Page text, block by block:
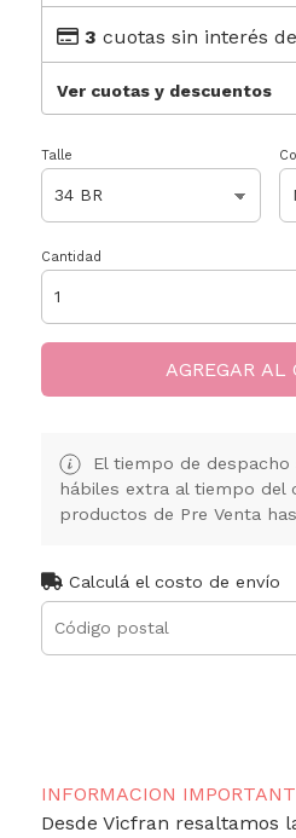
3 cuotas sin interés de
Ver cuotas y descuentos
Talle
Cantidad
AGREGAR AL
El tiempo de despacho
hábiles extra al tiempo del
productos de Pre Venta
Calculá el costo de envío
INFORMACION
Desde Vicfran resaltamos